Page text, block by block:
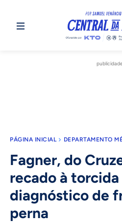
PÁGINA INICIAL DEPARTAMENTO
Fagner, do
recado à torcida
diagnóstico de
perna